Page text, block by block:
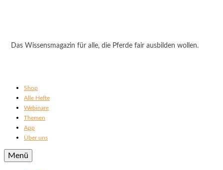
Das Wissensmagazin für alle, die Pferde fair ausbilden wollen.
Shop
Alle Hefte
Webinare
Themen
App
Über uns
Menü